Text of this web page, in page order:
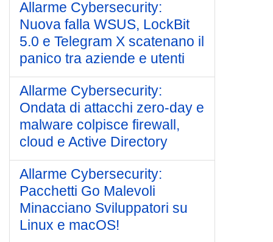
Allarme Cybersecurity:
Nuova falla WSUS, LockBit
5.0 e Telegram X scatenano il
panico tra aziende e utenti
Allarme Cybersecurity:
Ondata di attacchi zero-day e
malware colpisce firewall,
cloud e Active Directory
Allarme Cybersecurity:
Pacchetti Go Malevoli
Minacciano Sviluppatori su
Linux e macOS!